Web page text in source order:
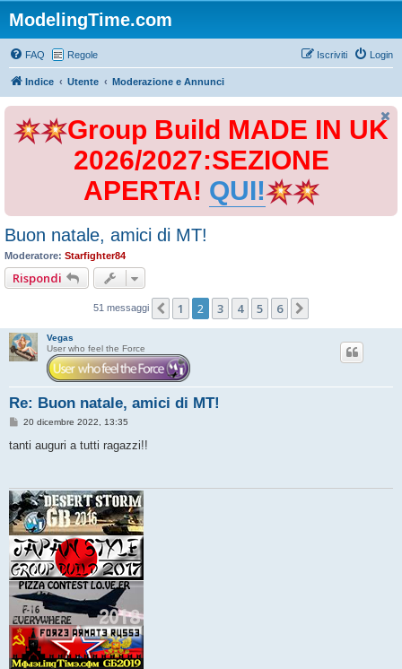
ModelingTime.com
FAQ Regole Login
Iscriviti
Indice Utente Moderazione e Annunci
Group Build MADE IN UK
2026/2027:SEZIONE
APERTA! QUI!
Buon natale, amici di MT!
Moderatore: Starfighter84
Rispondi
51 messaggi Precedente
1 2 3 4 5 6
Vegas
User who feel the Force
Re: Buon natale, amici di MT!
M
s
i
o
20 dicembre 2022, 13:35
tanti auguri a tutti ragazzi!!